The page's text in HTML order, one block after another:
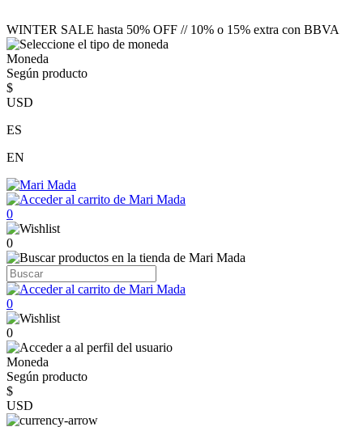
WINTER SALE hasta 50% OFF // 10% o 15% extra con BBVA
Moneda
Según producto
$
USD
ES
EN
0
0
0
0
Moneda
Según producto
$
USD